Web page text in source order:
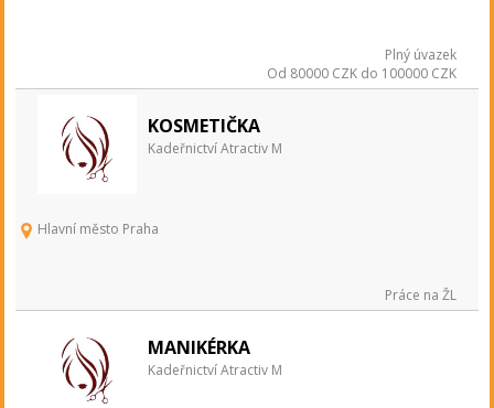
Plný úvazek
Od 80000 CZK do 100000 CZK
KOSMETIČKA
Kadeřnictví Atractiv M
Hlavní město Praha
Práce na ŽL
MANIKÉRKA
Kadeřnictví Atractiv M